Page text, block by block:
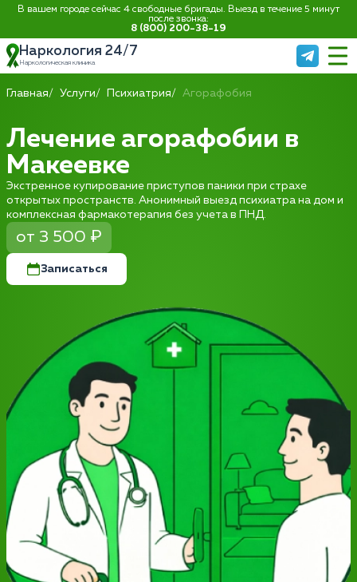
В вашем городе сейчас 4 свободные бригады. Выезд в течение 5 минут
после звонка:
8 (800) 200-38-19
Наркология 24/7
Наркологическая клиника
Главная Услуги Психиатрия Агорафобия
Лечение агорафобии в
Макеевке
Экстренное купирование приступов паники при страхе
открытых пространств. Анонимный выезд психиатра на дом и
комплексная фармакотерапия без учета в ПНД.
от 3 500 ₽
Записаться